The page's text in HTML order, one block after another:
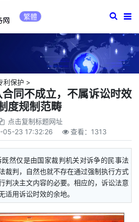
繁體
利保护 >
同不成立，不属诉讼时效
度规制范畴
点击复制标题网址
05-23 17:32:26 查看： 1313
既然仅是由国家裁判机关对诉争的民事法
裁判，自然也就不存在通过强制执行方式
判决主文内容的必要。相应的，诉讼法意
适用诉讼时效的余地。